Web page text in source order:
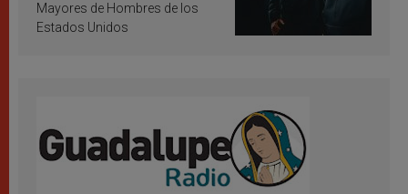
Mayores de Hombres de los
Estados Unidos